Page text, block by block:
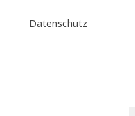
Datenschutz